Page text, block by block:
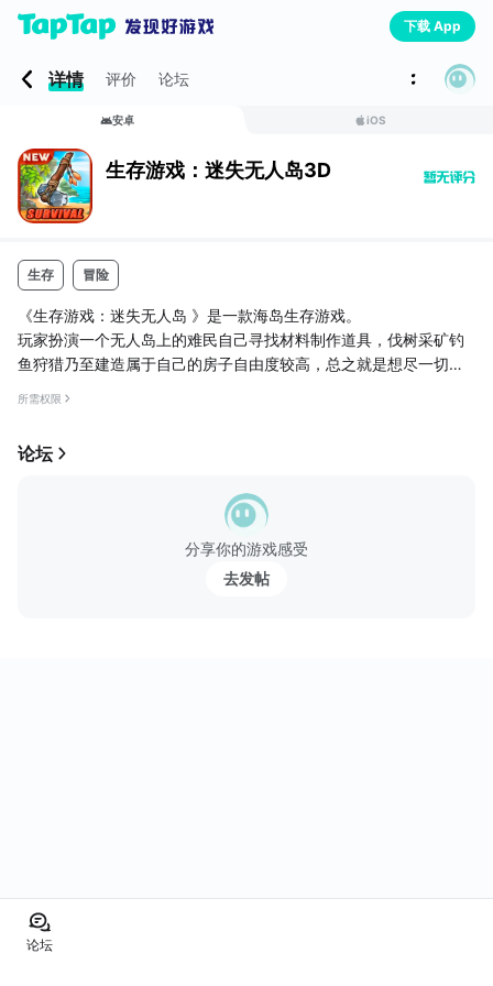
下载 App
详情 评价 论坛
安卓 iOS
生存游戏：迷失无人岛3D
生存 冒险
《生存游戏：迷失无人岛 》是一款海岛生存游戏。
玩家扮演一个无人岛上的难民自己寻找材料制作道具，伐树采矿钓
鱼狩猎乃至建造属于自己的房子自由度较高，总之就是想尽一切办
所需权限
论坛
分享你的游戏感受
去发帖
论坛